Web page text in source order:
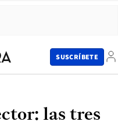
SUSCRÍBETE
las tres